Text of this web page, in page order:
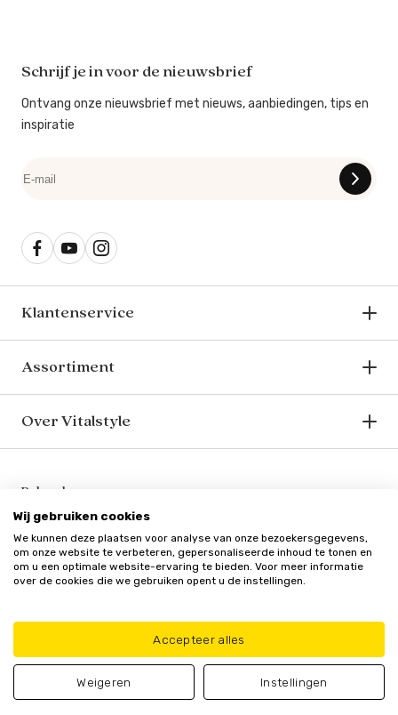
Schrijf je in voor de nieuwsbrief
Ontvang onze nieuwsbrief met nieuws, aanbiedingen, tips en
inspiratie
Klantenservice
Assortiment
Over Vitalstyle
Bekend van o.a.
Wij gebruiken cookies
We kunnen deze plaatsen voor analyse van onze bezoekersgegevens,
om onze website te verbeteren, gepersonaliseerde inhoud te tonen en
om u een optimale website-ervaring te bieden. Voor meer informatie
over de cookies die we gebruiken opent u de instellingen.
Accepteer alles
Weigeren Instellingen